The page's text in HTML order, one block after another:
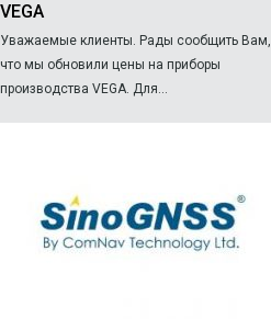
VEGA
Уважаемые клиенты. Рады сообщить Вам,
что мы обновили цены на приборы
производства VEGA. Для...